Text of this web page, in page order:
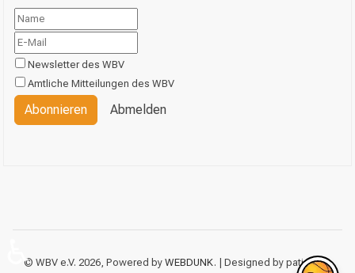
Newsletter des WBV
Amtliche Mitteilungen des WBV
Abonnieren Abmelden
© WBV e.V. 2026, Powered by WEBDUNK. | Designed by patience,